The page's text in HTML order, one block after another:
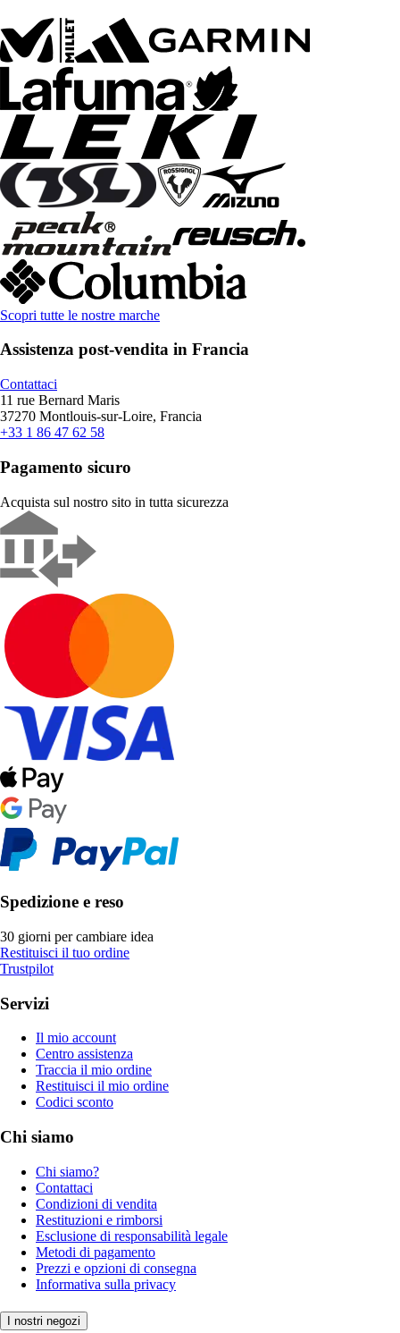
Scopri tutte le nostre marche
Assistenza post-vendita in Francia
Contattaci
11 rue Bernard Maris
37270 Montlouis-sur-Loire, Francia
+33 1 86 47 62 58
Pagamento sicuro
Acquista sul nostro sito in tutta sicurezza
Spedizione e reso
30 giorni per cambiare idea
Restituisci il tuo ordine
Trustpilot
Servizi
Il mio account
Centro assistenza
Traccia il mio ordine
Restituisci il mio ordine
Codici sconto
Chi siamo
Chi siamo?
Contattaci
Condizioni di vendita
Restituzioni e rimborsi
Esclusione di responsabilità legale
Metodi di pagamento
Prezzi e opzioni di consegna
Informativa sulla privacy
I nostri negozi